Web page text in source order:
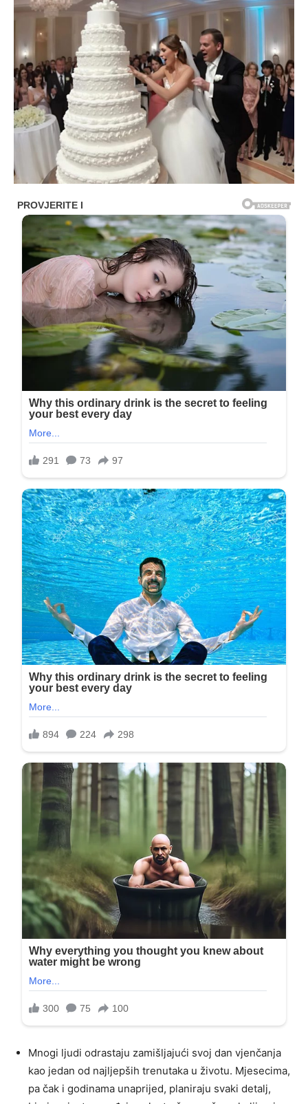
Mnogi ljudi odrastaju zamišljajući svoj dan vjenčanja
kao jedan od najljepših trenutaka u životu. Mjesecima,
pa čak i godinama unaprijed, planiraju svaki detalj,